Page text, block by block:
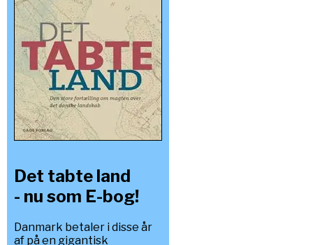
Det tabte land
- nu som E-bog!
Danmark betaler i disse år
af på en gigantisk